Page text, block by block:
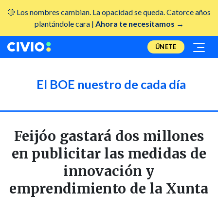
🔴 Los nombres cambian. La opacidad se queda. Catorce años
plantándole cara | Ahora te necesitamos →
ÚNETE
El BOE nuestro de cada día
Feijóo gastará dos millones
en publicitar las medidas de
innovación y
emprendimiento de la Xunta